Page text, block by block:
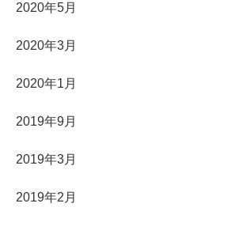
2020年5月
2020年3月
2020年1月
2019年9月
2019年3月
2019年2月